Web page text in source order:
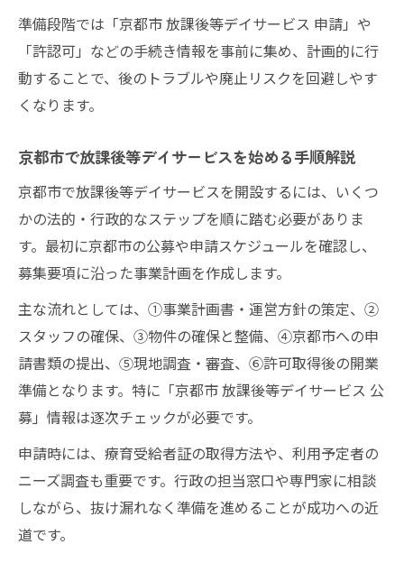
申請・公募で失敗しない放課後等デイサー
ビス運営
人員配置の基準から見る成功するサービス準備
応策
定員10名時の児童指導員配置ポイントと注
基準改正に強い放課後等デイサービス準備
のコツ
プローチ
安定運営を実現する放課後等デイサービス
人員戦略
安心運営へ放課後等デイサービスの許認可の要
放課後等デイサービス許認可取得の重要ポ
イント
準備段階では「京都市 放課後等デイサービス 申請」や
「許認可」などの手続き情報を事前に集め、計画的に行
動することで、後のトラブルや廃止リスクを回避しやす
くなります。
京都市で放課後等デイサービスを始める手順解説
京都市で放課後等デイサービスを開設するには、いくつ
かの法的・行政的なステップを順に踏む必要がありま
す。最初に京都市の公募や申請スケジュールを確認し、
募集要項に沿った事業計画を作成します。
主な流れとしては、①事業計画書・運営方針の策定、②
スタッフの確保、③物件の確保と整備、④京都市への申
請書類の提出、⑤現地調査・審査、⑥許可取得後の開業
準備となります。特に「京都市 放課後等デイサービス 公
募」情報は逐次チェックが必要です。
申請時には、療育受給者証の取得方法や、利用予定者の
ニーズ調査も重要です。行政の担当窓口や専門家に相談
しながら、抜け漏れなく準備を進めることが成功への近
道です。